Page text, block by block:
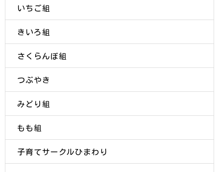
いちご組
きいろ組
さくらんぼ組
つぶやき
みどり組
もも組
子育てサークルひまわり